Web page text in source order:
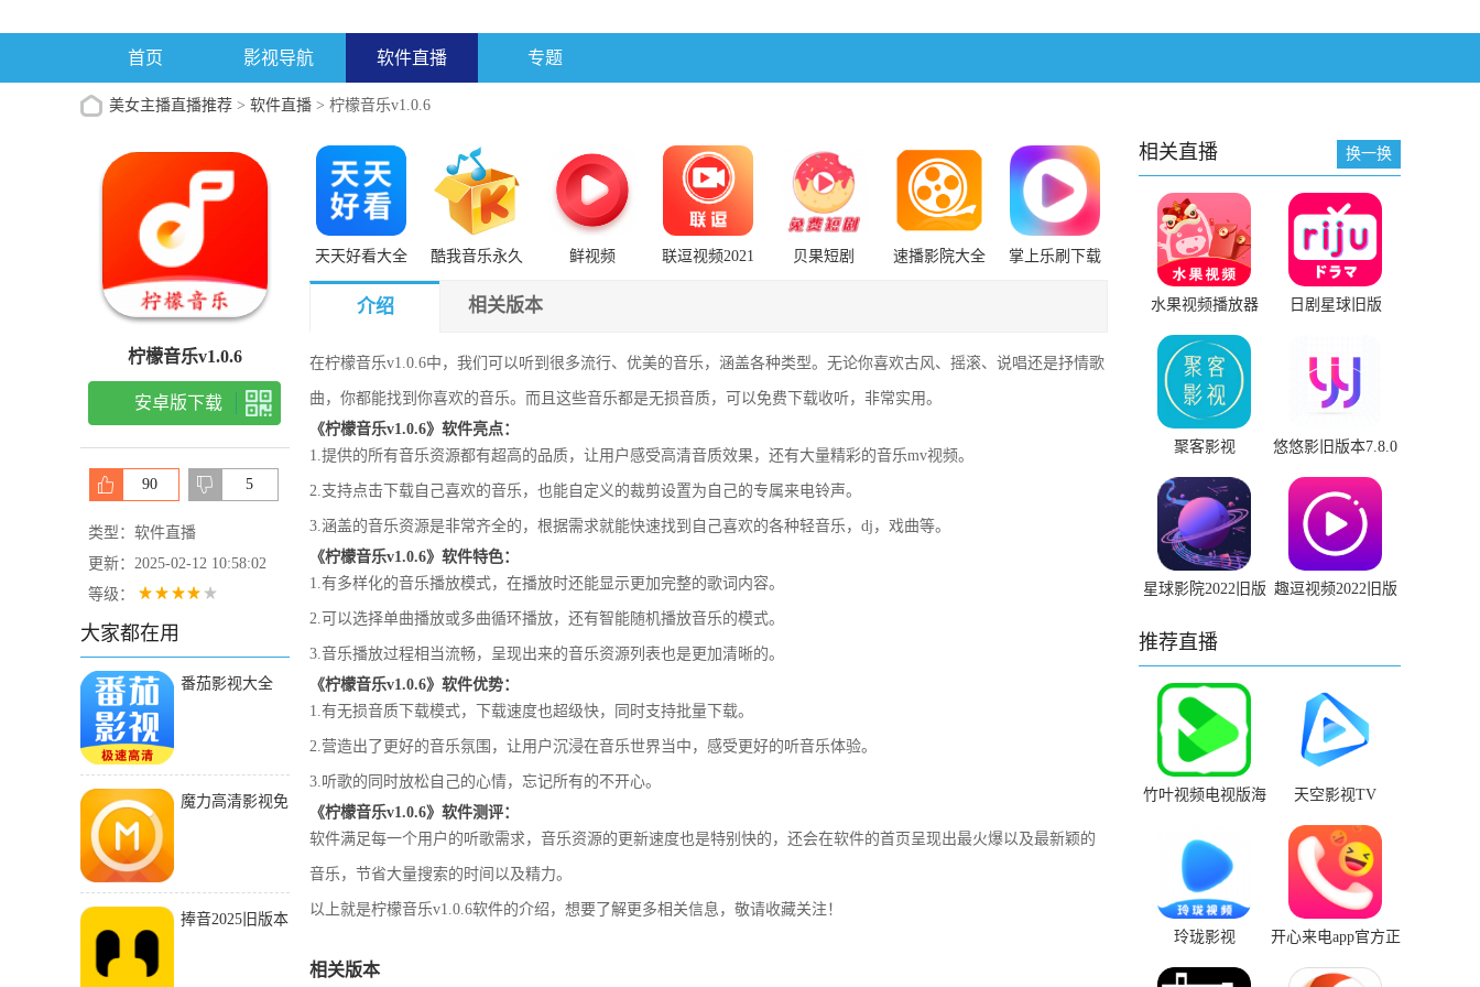
首页 影视导航 软件直播 专题
美女主播直播推荐 > 软件直播 > 柠檬音乐v1.0.6
柠檬音乐v1.0.6
安卓版下载
90 5
类型：软件直播
更新：2025-02-12 10:58:02
等级：
大家都在用
番茄影视大全
魔力高清影视免
捧音2025旧版本
天天好看大全
酷我音乐永久
vip播放器下载
鲜视频
联逗视频2021
贝果短剧 速播影院大全
掌上乐刷下载
介绍 相关版本
在柠檬音乐v1.0.6中，我们可以听到很多流行、优美的音乐，涵盖各种类型。无论你喜欢古风、摇滚、说唱还是抒情歌
曲，你都能找到你喜欢的音乐。而且这些音乐都是无损音质，可以免费下载收听，非常实用。
《柠檬音乐v1.0.6》软件亮点：
1.提供的所有音乐资源都有超高的品质，让用户感受高清音质效果，还有大量精彩的音乐mv视频。
2.支持点击下载自己喜欢的音乐，也能自定义的裁剪设置为自己的专属来电铃声。
3.涵盖的音乐资源是非常齐全的，根据需求就能快速找到自己喜欢的各种轻音乐，dj，戏曲等。
《柠檬音乐v1.0.6》软件特色：
1.有多样化的音乐播放模式，在播放时还能显示更加完整的歌词内容。
2.可以选择单曲播放或多曲循环播放，还有智能随机播放音乐的模式。
3.音乐播放过程相当流畅，呈现出来的音乐资源列表也是更加清晰的。
《柠檬音乐v1.0.6》软件优势：
1.有无损音质下载模式，下载速度也超级快，同时支持批量下载。
2.营造出了更好的音乐氛围，让用户沉浸在音乐世界当中，感受更好的听音乐体验。
3.听歌的同时放松自己的心情，忘记所有的不开心。
《柠檬音乐v1.0.6》软件测评：
软件满足每一个用户的听歌需求，音乐资源的更新速度也是特别快的，还会在软件的首页呈现出最火爆以及最新颖的
音乐，节省大量搜索的时间以及精力。
以上就是柠檬音乐v1.0.6软件的介绍，想要了解更多相关信息，敬请收藏关注！
相关版本
相关直播 换一换
水果视频播放器
2018旧版本下载安
装
日剧星球旧版
聚客影视 悠悠影旧版本7.8.0
星球影院2022旧版 趣逗视频2022旧版
推荐直播
竹叶视频电视版海
天空影视TV
玲珑影视
开心来电app官方正
版下载链接